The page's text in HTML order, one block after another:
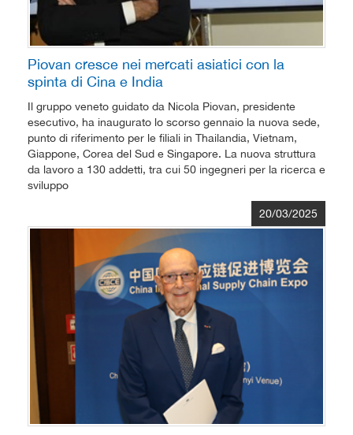
Piovan cresce nei mercati asiatici con la
spinta di Cina e India
Il gruppo veneto guidato da Nicola Piovan, presidente
esecutivo, ha inaugurato lo scorso gennaio la nuova sede,
punto di riferimento per le filiali in Thailandia, Vietnam,
Giappone, Corea del Sud e Singapore. La nuova struttura
da lavoro a 130 addetti, tra cui 50 ingegneri per la ricerca e
sviluppo
20/03/2025